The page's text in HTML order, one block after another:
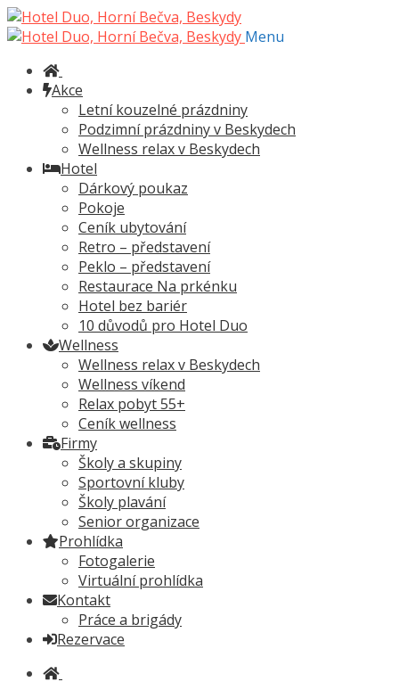
Přeskočit
na
Přejít
k
webu
Menu
Akce
Letní kouzelné prázdniny
Podzimní prázdniny v Beskydech
Wellness relax v Beskydech
Hotel
Dárkový poukaz
Pokoje
Ceník ubytování
Retro – představení
Peklo – představení
Restaurace Na prkénku
Hotel bez bariér
10 důvodů pro Hotel Duo
Wellness
Wellness relax v Beskydech
Wellness víkend
Relax pobyt 55+
Ceník wellness
Firmy
Školy a skupiny
Sportovní kluby
Školy plavání
Senior organizace
Prohlídka
Fotogalerie
Virtuální prohlídka
Kontakt
Práce a brigády
Rezervace